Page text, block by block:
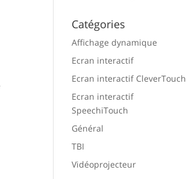
Catégories
Affichage dynamique
Ecran interactif
Ecran interactif CleverTouch
Ecran interactif
SpeechiTouch
Général
TBI
Vidéoprojecteur